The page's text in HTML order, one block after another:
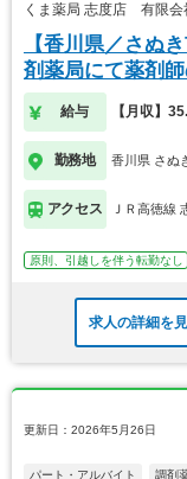
くま薬局 志度店 有限会
【香川県／さぬ
剤薬局にて薬剤
給与 【月収】
勤務地 香川県 さぬ
アクセス ＪＲ高徳線
原則、引越しを伴う転勤なし
求人の詳細を
更新日：2026年5月26日
パート・アルバイト 調剤